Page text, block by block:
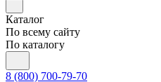
Каталог
По всему сайту
По каталогу
8 (800) 700-79-70